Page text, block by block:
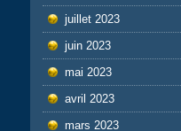
juillet 2023
juin 2023
mai 2023
avril 2023
mars 2023